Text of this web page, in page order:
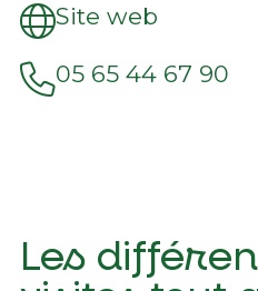
Site web
05 65 44 67 90
Les